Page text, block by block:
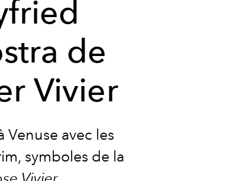
de
Vivier
Venuse avec les
symboles de la